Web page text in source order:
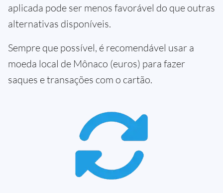
aplicada pode ser menos favorável do que outras
alternativas disponíveis.
Sempre que possível, é recomendável usar a
moeda local de Mônaco (euros) para fazer
saques e transações com o cartão.